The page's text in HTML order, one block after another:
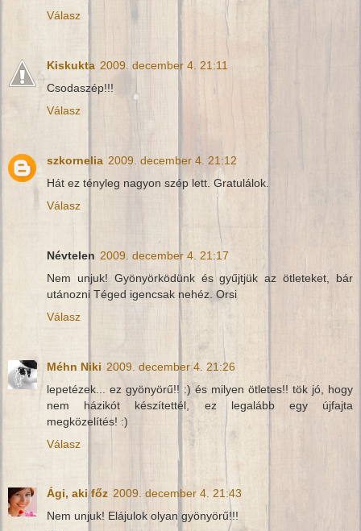
Válasz
Kiskukta 2009. december 4. 21:11
Csodaszép!!!
Válasz
szkornelia 2009. december 4. 21:12
Hát ez tényleg nagyon szép lett. Gratulálok.
Válasz
Névtelen 2009. december 4. 21:17
Nem unjuk! Gyönyörködünk és gyűjtjük az ötleteket, bár
utánozni Téged igencsak nehéz. Orsi
Válasz
Méhn Niki 2009. december 4. 21:26
lepetézek... ez gyönyörű!! :) és milyen ötletes!! tök jó, hogy
nem házikót készítettél, ez legalább egy újfajta
megközelítés! :)
Válasz
Ági, aki főz 2009. december 4. 21:43
Nem unjuk! Elájulok olyan gyönyörű!!!